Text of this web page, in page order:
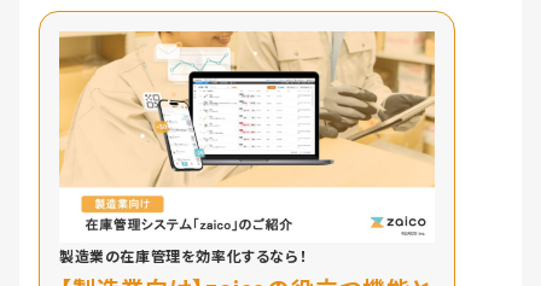
製造業の在庫管理を効率化するなら！